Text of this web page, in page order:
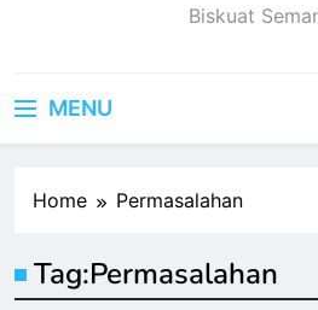
Biskuat
MENU
Home Permasalahan
Tag:Permasalahan